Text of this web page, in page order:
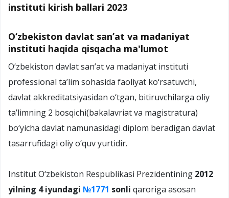
instituti kirish ballari 2023
O‘zbekiston davlat san’at va madaniyat
instituti haqida qisqacha ma'lumot
О‘zbekiston davlat san’at va madaniyat instituti
professional ta’lim sohasida faoliyat kо‘rsatuvchi,
davlat akkreditatsiyasidan о‘tgan, bitiruvchilarga oliy
ta’limning 2 bosqichi(bakalavriat va magistratura)
bо‘yicha davlat namunasidagi diplom beradigan davlat
tasarrufidagi oliy о‘quv yurtidir.
Institut О‘zbekiston Respublikasi Prezidentining 2012
yilning 4 iyundagi №1771 sonli qaroriga asosan